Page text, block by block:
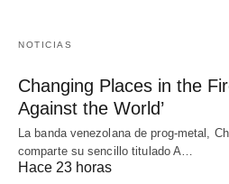
NOTICIAS
Changing Places in the
Against the World’
La banda venezolana de prog-metal,
comparte su sencillo titulado A…
Hace 23 horas